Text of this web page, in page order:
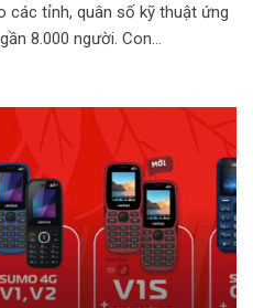
các tỉnh, quân số kỹ thuật ứng
8.000 người. Con…